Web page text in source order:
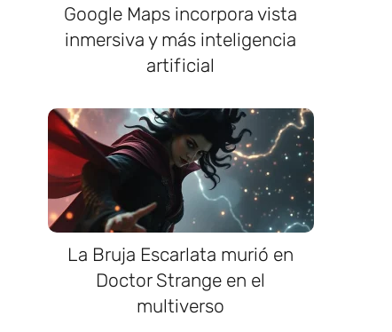
Google Maps incorpora vista
inmersiva y más inteligencia
artificial
La Bruja Escarlata murió en
Doctor Strange en el
multiverso